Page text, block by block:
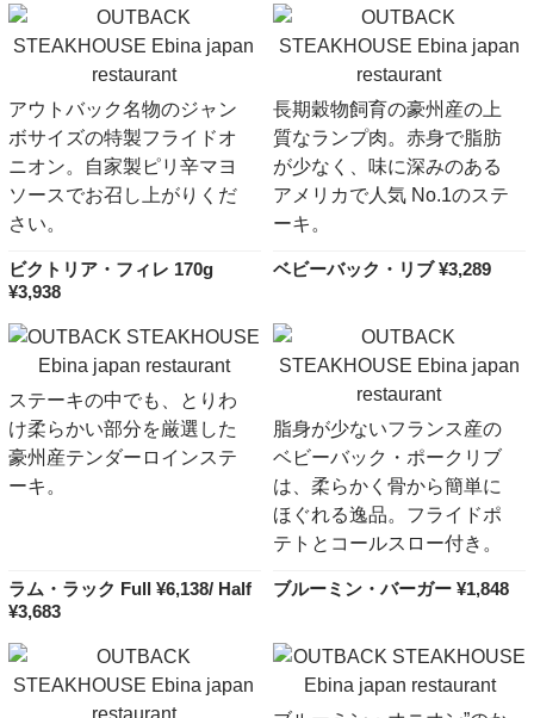
アウトバック名物のジャン
ボサイズの特製フライドオ
ニオン。自家製ピリ辛マヨ
ソースでお召し上がりくだ
さい。
長期穀物飼育の豪州産の上
質なランプ肉。赤身で脂肪
が少なく、味に深みのある
アメリカで人気 No.1のステ
ーキ。
ビクトリア・フィレ 170g
¥3,938
ステーキの中でも、とりわ
け柔らかい部分を厳選した
豪州産テンダーロインステ
ーキ。
ベビーバック・リブ ¥3,289
脂身が少ないフランス産の
ベビーバック・ポークリブ
は、柔らかく骨から簡単に
ほぐれる逸品。フライドポ
テトとコールスロー付き。
ラム・ラック Full ¥6,138/ Half
¥3,683
ブルーミン・バーガー ¥1,848